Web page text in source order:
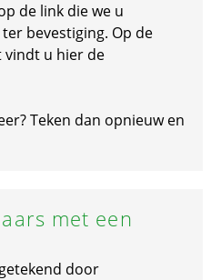
de link die we u
bevestiging. Op de
vindt u hier de
Teken dan opnieuw en
met een
door